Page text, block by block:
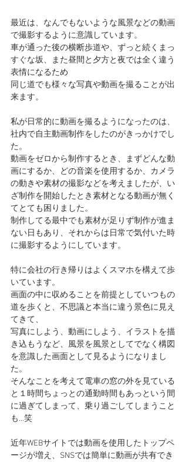
最近は、なんでもないような風景などの動画
で撮影するように意識しています。
車が通った後の横断歩道や、ずっと続くまっ
すぐな坂、また昼間と夕方と夜では全く違う
表情になるため
同じ道でも様々な写真や動画を撮ることが出
来ます。
私が日常的に動画を撮るようになったのは、
社内で自主動画制作をしたのがきっかけでし
た。
動画をゼロから制作するとき、まずどんな動
画にするか、どの音楽を使用するか、カメラ
の動きや素材の撮影などを考えましたが、い
ざ制作を開始したとき素材となる動画が無く
てとても困りました。
制作してる最中でも素材が足りず制作が進ま
ない日もあり、それからは日常で気付いた時
に撮影するようにしています。
特に会社の行き帰りはよくスマホを構えて歩
いています。
画面の中に収めることを前提としていつもの
道を歩くと、不思議と本当に違う景色に見え
てきて、
写真にしよう、動画にしよう、イラストを描
き込もうなど、風景を風景としてでなく構図
を意識した画面として見るようになりまし
た。
そんなことを考えて電車の窓の外を見ている
と１時間ちょっとの通勤時間もあっという間
に過ぎてしまって、乗り過ごしてしまうこと
も…笑
近年WEBサイトでは動画を使用したトップペ
ージが増え、SNSでは簡単に動画が共有でき